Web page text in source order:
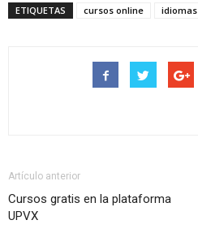
ETIQUETAS cursos online idiomas
Artículo anterior
Cursos gratis en la plataforma
UPVX